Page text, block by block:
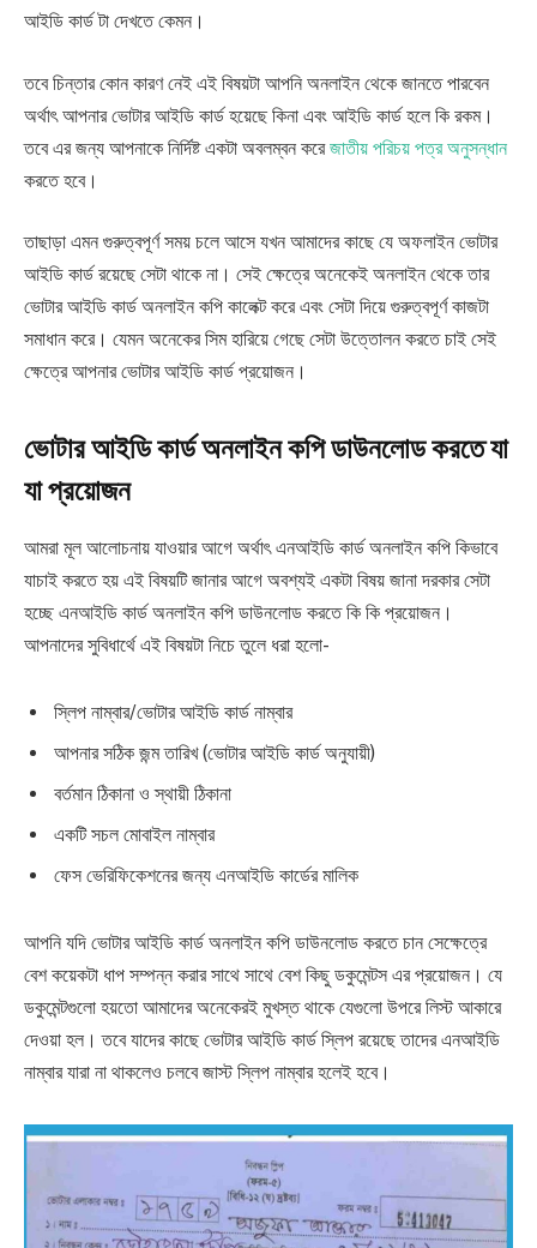
আইডি কার্ড টা দেখতে কেমন।
তবে চিন্তার কোন কারণ নেই এই বিষয়টা আপনি অনলাইন থেকে জানতে পারবেন
অর্থাৎ আপনার ভোটার আইডি কার্ড হয়েছে কিনা এবং আইডি কার্ড হলে কি রকম।
তবে এর জন্য আপনাকে নির্দিষ্ট একটা অবলম্বন করেজাতীয় পরিচয় পত্র অনুসন্ধান
করতে হবে।
তাছাড়া এমন গুরুত্বপূর্ণ সময় চলে আসে যখন আমাদের কাছে যে অফলাইন ভোটার
আইডি কার্ড রয়েছে সেটা থাকে না। সেই ক্ষেত্রে অনেকেই অনলাইন থেকে তার
ভোটার আইডি কার্ড অনলাইন কপি কালেক্ট করে এবং সেটা দিয়ে গুরুত্বপূর্ণ কাজটা
সমাধান করে। যেমন অনেকের সিম হারিয়ে গেছে সেটা উত্তোলন করতে চাই সেই
ক্ষেত্রে আপনার ভোটার আইডি কার্ড প্রয়োজন।
ভোটার আইডি কার্ড অনলাইন কপি ডাউনলোড করতে যা
যা প্রয়োজন
আমরা মূল আলোচনায় যাওয়ার আগে অর্থাৎ এনআইডি কার্ড অনলাইন কপি কিভাবে
যাচাই করতে হয় এই বিষয়টি জানার আগে অবশ্যই একটা বিষয় জানা দরকার সেটা
হচ্ছে এনআইডি কার্ড অনলাইন কপি ডাউনলোড করতে কি কি প্রয়োজন।
আপনাদের সুবিধার্থে এই বিষয়টা নিচে তুলে ধরা হলো-
স্লিপ নাম্বার/ভোটার আইডি কার্ড নাম্বার
আপনার সঠিক জন্ম তারিখ (ভোটার আইডি কার্ড অনুযায়ী)
বর্তমান ঠিকানা ও স্থায়ী ঠিকানা
একটি সচল মোবাইল নাম্বার
ফেস ভেরিফিকেশনের জন্য এনআইডি কার্ডের মালিক
আপনি যদি ভোটার আইডি কার্ড অনলাইন কপি ডাউনলোড করতে চান সেক্ষেত্রে
বেশ কয়েকটা ধাপ সম্পন্ন করার সাথে সাথে বেশ কিছু ডকুমেন্টস এর প্রয়োজন। যে
ডকুমেন্টগুলো হয়তো আমাদের অনেকেরই মুখস্ত থাকে যেগুলো উপরে লিস্ট আকারে
দেওয়া হল। তবে যাদের কাছে ভোটার আইডি কার্ড স্লিপ রয়েছে তাদের এনআইডি
নাম্বার যারা না থাকলেও চলবে জাস্ট স্লিপ নাম্বার হলেই হবে।